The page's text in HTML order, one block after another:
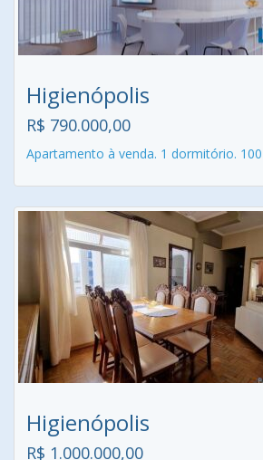
Higienópolis
R$ 790.000,00
Apartamento à venda. 1 dormitório.
Higienópolis
R$ 1.000.000,00